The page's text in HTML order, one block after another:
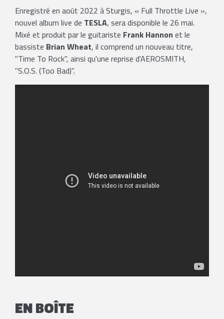
Enregistré en août 2022 à Sturgis, « Full Throttle Live »,
nouvel album live de TESLA, sera disponible le 26 mai.
Mixé et produit par le guitariste Frank Hannon et le
bassiste Brian Wheat, il comprend un nouveau titre,
"Time To Rock", ainsi qu'une reprise d'AEROSMITH,
"S.O.S. (Too Bad)".
EN BOÎTE